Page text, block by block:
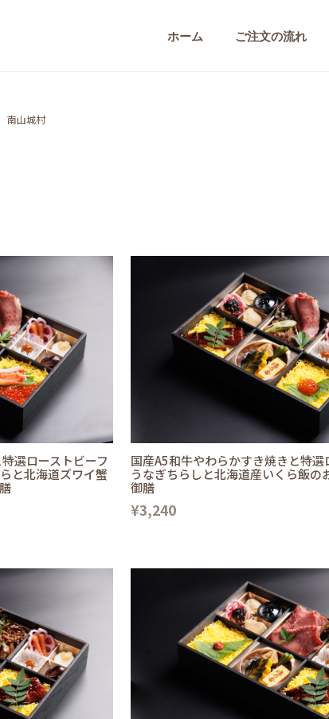
ホーム ご注文の流れ
南山城村
選ローストビーフ
と北海道ズワイ蟹
国産A5和牛やわらかすき焼きと特選
うなぎちらしと北海道産いくら飯の
御膳
¥3,240